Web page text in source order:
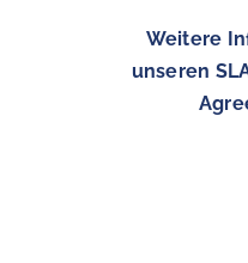
Weitere
unseren